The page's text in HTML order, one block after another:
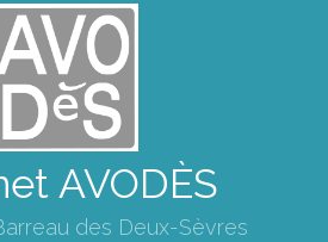
AVODÈS
des Deux-Sèvres